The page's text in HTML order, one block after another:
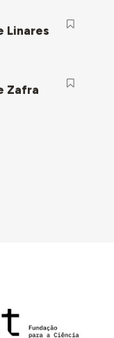
Linares
Zafra